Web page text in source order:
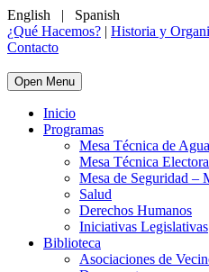
English |
Spanish
¿Qué Hacemos? | Historia y
Contacto
Open Menu
Inicio
Programas
Mesa Técnica de
Mesa Técnica
Mesa de Seguridad –
Salud
Derechos Humanos
Iniciativas Legislativas
Biblioteca
Asociaciones de